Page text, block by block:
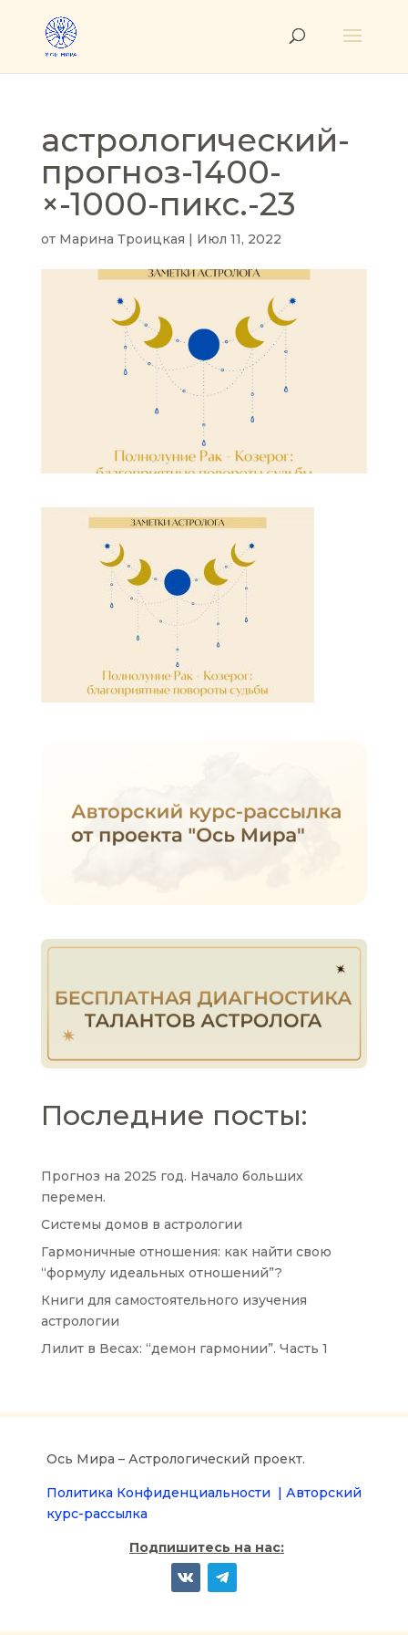
астрологический-
прогноз-1400-
×-1000-пикс.-23
от Марина Троицкая | Июл 11, 2022
Последние посты:
Прогноз на 2025 год. Начало больших
перемен.
Системы домов в астрологии
Гармоничные отношения: как найти свою
“формулу идеальных отношений”?
Книги для самостоятельного изучения
астрологии
Лилит в Весах: “демон гармонии”. Часть 1
Ось Мира – Астрологический проект.
Политика Конфиденциальности | Авторский
курс-рассылка
Подпишитесь на нас: